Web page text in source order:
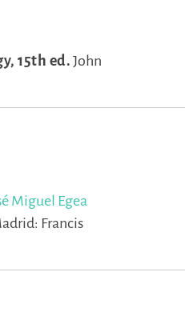
15th ed. John
Miguel Egea
Francis